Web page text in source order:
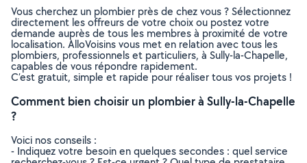
Vous cherchez un plombier près de chez vous ? Sélectionnez
directement les offreurs de votre choix ou postez votre
demande auprès de tous les membres à proximité de votre
localisation. AlloVoisins vous met en relation avec tous les
plombiers, professionnels et particuliers, à Sully-la-Chapelle,
capables de vous répondre rapidement.
C’est gratuit, simple et rapide pour réaliser tous vos projets !
Comment bien choisir un plombier à Sully-la-Chapelle
?
Voici nos conseils :
- Indiquez votre besoin en quelques secondes : quel service